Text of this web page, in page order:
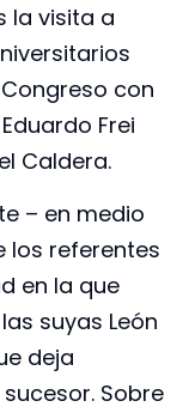
la visita a
con
Frei
Caldera.
– en medio
los referentes
en la que
suyas León
deja
Sobre